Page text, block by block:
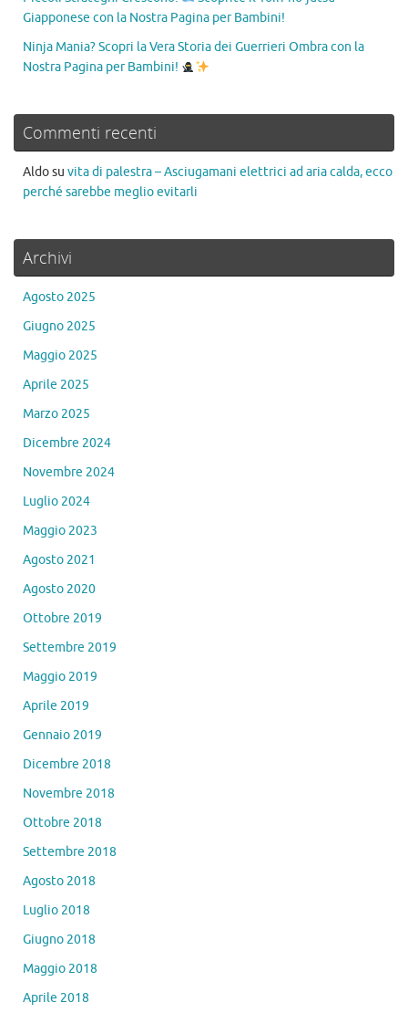
Giapponese con la Nostra Pagina per Bambini!
Ninja Mania? Scopri la Vera Storia dei Guerrieri Ombra con la
Nostra Pagina per Bambini!
Commenti recenti
Aldosu vita di palestra – Asciugamani elettrici ad aria calda, ecco
perché sarebbe meglio evitarli
Archivi
Agosto 2025
Giugno 2025
Maggio 2025
Aprile 2025
Marzo 2025
Dicembre 2024
Novembre 2024
Luglio 2024
Maggio 2023
Agosto 2021
Agosto 2020
Ottobre 2019
Settembre 2019
Maggio 2019
Aprile 2019
Gennaio 2019
Dicembre 2018
Novembre 2018
Ottobre 2018
Settembre 2018
Agosto 2018
Luglio 2018
Giugno 2018
Maggio 2018
Aprile 2018